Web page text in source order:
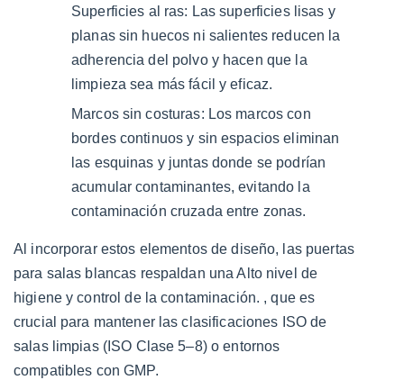
eficientes
Mantener
la
presión
controlados
4.
Mejora
Superficies al ras: Las superficies lisas y
planas sin huecos ni salientes reducen la
adherencia del polvo y hacen que la
limpieza sea más fácil y eficaz.
Marcos sin costuras: Los marcos con
bordes continuos y sin espacios eliminan
las esquinas y juntas donde se podrían
acumular contaminantes, evitando la
contaminación cruzada entre zonas.
Al incorporar estos elementos de diseño, las puertas
para salas blancas respaldan unaAlto nivel de
higiene y control de la contaminación. , que es
crucial para mantener las clasificaciones ISO de
salas limpias (ISO Clase 5–8) o entornos
compatibles con GMP.